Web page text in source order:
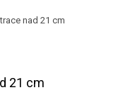
nad 21 cm
21 cm